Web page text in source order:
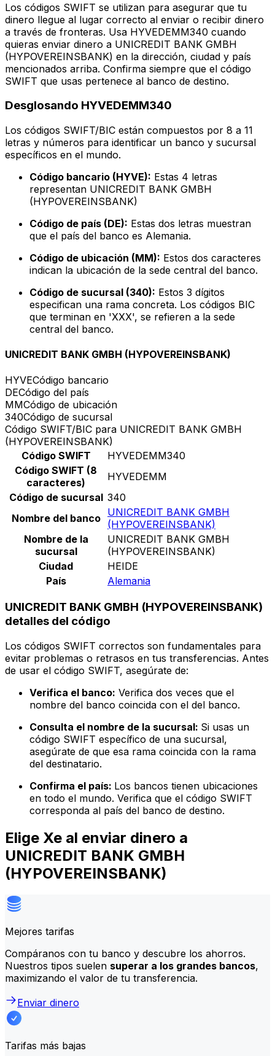
Los códigos SWIFT se utilizan para asegurar que tu
dinero llegue al lugar correcto al enviar o recibir dinero
a través de fronteras. Usa HYVEDEMM340 cuando
quieras enviar dinero a UNICREDIT BANK GMBH
(HYPOVEREINSBANK) en la dirección, ciudad y país
mencionados arriba. Confirma siempre que el código
SWIFT que usas pertenece al banco de destino.
Desglosando HYVEDEMM340
Los códigos SWIFT/BIC están compuestos por 8 a 11
letras y números para identificar un banco y sucursal
específicos en el mundo.
Código bancario (HYVE): Estas 4 letras
representan UNICREDIT BANK GMBH
(HYPOVEREINSBANK)
Código de país (DE): Estas dos letras muestran
que el país del banco es Alemania.
Código de ubicación (MM): Estos dos caracteres
indican la ubicación de la sede central del banco.
Código de sucursal (340): Estos 3 dígitos
especifican una rama concreta. Los códigos BIC
que terminan en 'XXX', se refieren a la sede
central del banco.
UNICREDIT BANK GMBH (HYPOVEREINSBANK)
HYVECódigo bancario
DECódigo del país
MMCódigo de ubicación
340Código de sucursal
Código SWIFT/BIC para UNICREDIT BANK GMBH
(HYPOVEREINSBANK)
Código SWIFT
HYVEDEMM340
Código SWIFT (8
caracteres)
HYVEDEMM
Código de sucursal 340
Nombre del banco
UNICREDIT BANK GMBH
(HYPOVEREINSBANK)
Nombre de la
sucursal
UNICREDIT BANK GMBH
(HYPOVEREINSBANK)
Ciudad
HEIDE
País
Alemania
UNICREDIT BANK GMBH (HYPOVEREINSBANK)
detalles del código
Los códigos SWIFT correctos son fundamentales para
evitar problemas o retrasos en tus transferencias. Antes
de usar el código SWIFT, asegúrate de:
Verifica el banco: Verifica dos veces que el
nombre del banco coincida con el del banco.
Consulta el nombre de la sucursal: Si usas un
código SWIFT específico de una sucursal,
asegúrate de que esa rama coincida con la rama
del destinatario.
Confirma el país: Los bancos tienen ubicaciones
en todo el mundo. Verifica que el código SWIFT
corresponda al país del banco de destino.
Elige Xe al enviar dinero a
UNICREDIT BANK GMBH
(HYPOVEREINSBANK)
Mejores tarifas
Compáranos con tu banco y descubre los ahorros.
Nuestros tipos suelen superar a los grandes bancos,
maximizando el valor de tu transferencia.
Enviar dinero
Tarifas más bajas